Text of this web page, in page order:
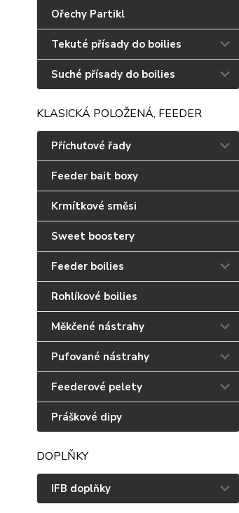
Ořechy Partikl
Tekuté přísady do boilies
Suché přísady do boilies
KLASICKÁ POLOŽENÁ, FEEDER
Příchuťové řady
Feeder bait boxy
Krmítkové směsi
Sweet boostery
Feeder boilies
Rohlíkové boilies
Měkčené nástrahy
Pufované nástrahy
Feederové pelety
Práškové dipy
DOPLŇKY
IFB doplňky